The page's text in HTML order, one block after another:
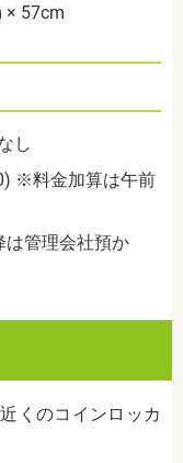
57cm
し
※料金加算は午前
は管理会社預か
くのコインロッカ